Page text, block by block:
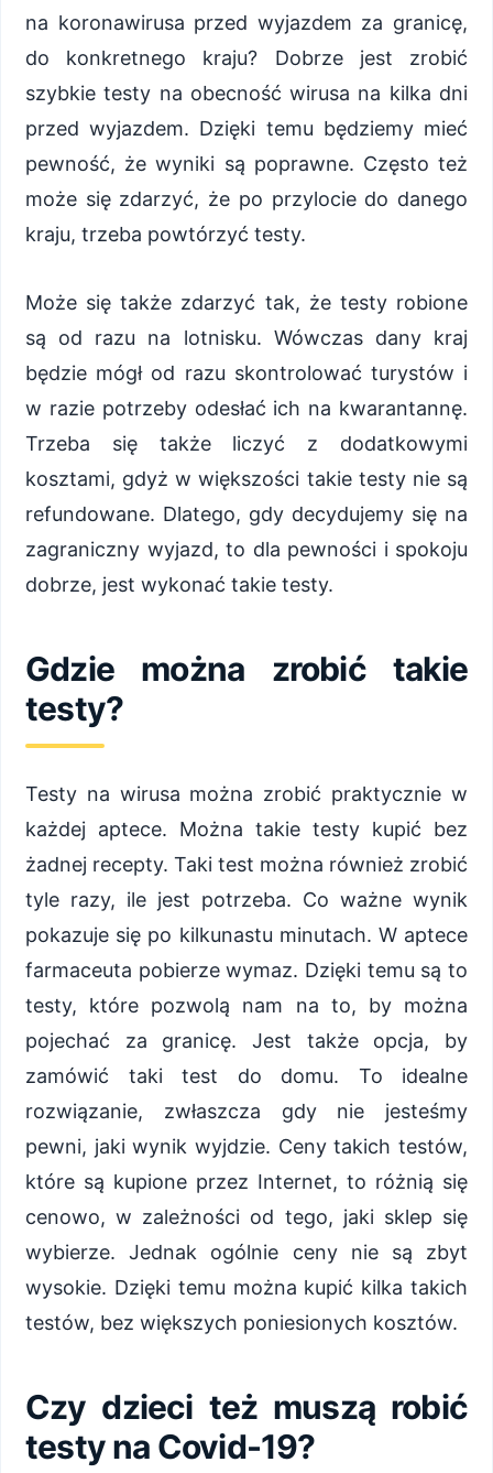
na koronawirusa przed wyjazdem za granicę,
do konkretnego kraju? Dobrze jest zrobić
szybkie testy na obecność wirusa na kilka dni
przed wyjazdem. Dzięki temu będziemy mieć
pewność, że wyniki są poprawne. Często też
może się zdarzyć, że po przylocie do danego
kraju, trzeba powtórzyć testy.
Może się także zdarzyć tak, że testy robione
są od razu na lotnisku. Wówczas dany kraj
będzie mógł od razu skontrolować turystów i
w razie potrzeby odesłać ich na kwarantannę.
Trzeba się także liczyć z dodatkowymi
kosztami, gdyż w większości takie testy nie są
refundowane. Dlatego, gdy decydujemy się na
zagraniczny wyjazd, to dla pewności i spokoju
dobrze, jest wykonać takie testy.
Gdzie można zrobić takie
testy?
Testy na wirusa można zrobić praktycznie w
każdej aptece. Można takie testy kupić bez
żadnej recepty. Taki test można również zrobić
tyle razy, ile jest potrzeba. Co ważne wynik
pokazuje się po kilkunastu minutach. W aptece
farmaceuta pobierze wymaz. Dzięki temu są to
testy, które pozwolą nam na to, by można
pojechać za granicę. Jest także opcja, by
zamówić taki test do domu. To idealne
rozwiązanie, zwłaszcza gdy nie jesteśmy
pewni, jaki wynik wyjdzie. Ceny takich testów,
które są kupione przez Internet, to różnią się
cenowo, w zależności od tego, jaki sklep się
wybierze. Jednak ogólnie ceny nie są zbyt
wysokie. Dzięki temu można kupić kilka takich
testów, bez większych poniesionych kosztów.
Czy dzieci też muszą robić
testy na Covid-19?